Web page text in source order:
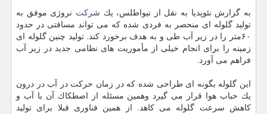
به گزارش نئوپدیا به نقل از نیواطلس، یك شركت نروژی موفق به
تولید گلوله ای منحصر به فردی شده كه می تواند مسافتی در حدود
۶۰متر را در زیر آب طی و به هدف برخورد كند. تولید چنین گلوله ای
زمینه را برای انجام خیلی از مأموریت های نظامی جدید در زیر آب
فراهم می آورد.
این گلوله بگونه ای طراحی شده كه در زمان حركت در آب در درون
یك حباب هوا قرار می گیرد وهمین مسئله از اصطكاك آن با آب و
كاهش سرعت گلوله می كاهد. از همین فناوری قبلا برای تولید